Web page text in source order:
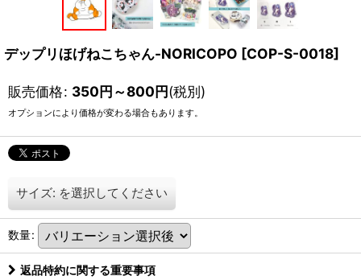
デップリほげねこちゃん-NORICOPO [COP-S-0018]
販売価格: 350円～800円(税別)
オプションにより価格が変わる場合もあります。
サイズ: を選択してください
数量:
返品特約に関する重要事項